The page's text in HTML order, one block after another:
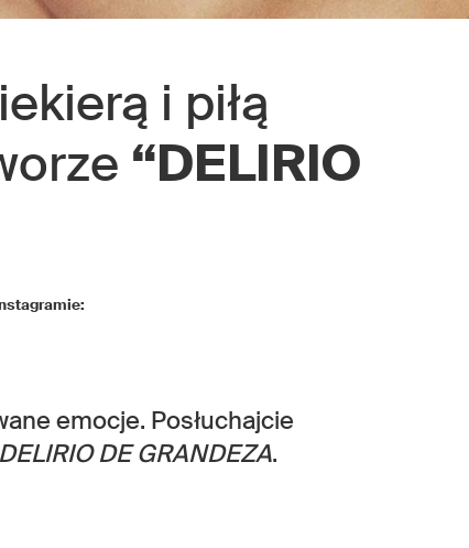
i piłą
“DELIRIO
emocje. Posłuchajcie
DELIRIO DE GRANDEZA.